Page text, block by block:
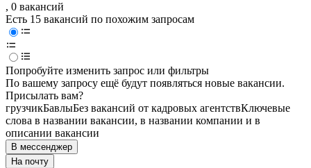
, 0 вакансий
Есть 15 вакансий по похожим запросам
Попробуйте изменить запрос или фильтры
По вашему запросу ещё будут появляться новые вакансии.
Присылать вам?
грузчикБавлыБез вакансий от кадровых агентствКлючевые
слова в названии вакансии, в названии компании и в
описании вакансии
В мессенджер
На почту